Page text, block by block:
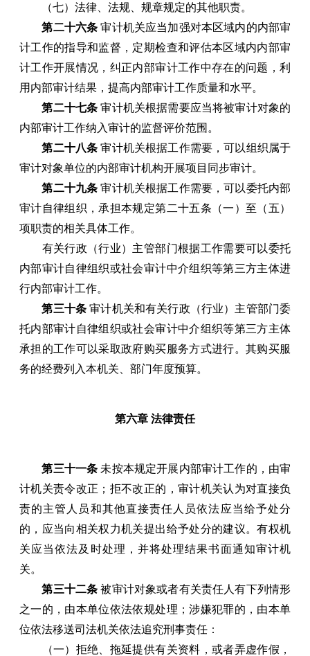
（七）法律、法规、规章规定的其他职责。
第二十六条 审计机关应当加强对本区域内的内部审
计工作的指导和监督，定期检查和评估本区域内内部审
计工作开展情况，纠正内部审计工作中存在的问题，利
用内部审计结果，提高内部审计工作质量和水平。
第二十七条 审计机关根据需要应当将被审计对象的
内部审计工作纳入审计的监督评价范围。
第二十八条 审计机关根据工作需要，可以组织属于
审计对象单位的内部审计机构开展项目同步审计。
第二十九条 审计机关根据工作需要，可以委托内部
审计自律组织，承担本规定第二十五条（一）至（五）
项职责的相关具体工作。
有关行政（行业）主管部门根据工作需要可以委托
内部审计自律组织或社会审计中介组织等第三方主体进
行内部审计工作。
第三十条 审计机关和有关行政（行业）主管部门委
托内部审计自律组织或社会审计中介组织等第三方主体
承担的工作可以采取政府购买服务方式进行。其购买服
务的经费列入本机关、部门年度预算。
第六章 法律责任
第三十一条 未按本规定开展内部审计工作的，由审
计机关责令改正；拒不改正的，审计机关认为对直接负
责的主管人员和其他直接责任人员依法应当给予处分
的，应当向相关权力机关提出给予处分的建议。有权机
关应当依法及时处理，并将处理结果书面通知审计机
关。
第三十二条 被审计对象或者有关责任人有下列情形
之一的，由本单位依法依规处理；涉嫌犯罪的，由本单
位依法移送司法机关依法追究刑事责任：
（一）拒绝、拖延提供有关资料，或者弄虚作假，